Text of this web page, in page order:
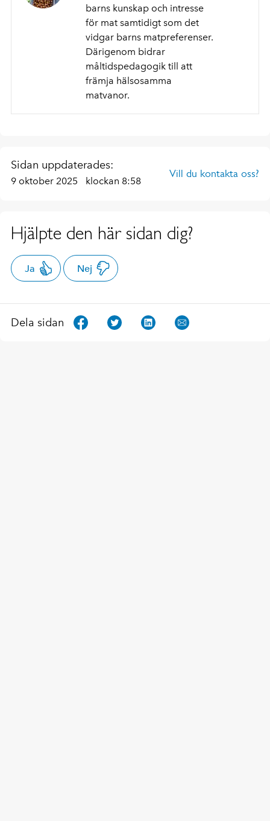
barns kunskap och intresse
för mat samtidigt som det
vidgar barns matpreferenser.
Därigenom bidrar
måltidspedagogik till att
främja hälsosamma
matvanor.
Sidan uppdaterades:
9 oktober 2025 klockan 8:58
Vill du kontakta oss?
Hjälpte den här sidan dig?
Ja Nej
Dela sidan